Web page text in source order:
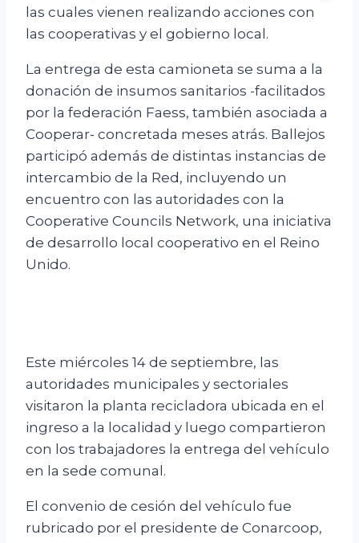
las cuales vienen realizando acciones con
las cooperativas y el gobierno local.
La entrega de esta camioneta se suma a la
donación de insumos sanitarios -facilitados
por la federación Faess, también asociada a
Cooperar- concretada meses atrás. Ballejos
participó además de distintas instancias de
intercambio de la Red, incluyendo un
encuentro con las autoridades con la
Cooperative Councils Network, una iniciativa
de desarrollo local cooperativo en el Reino
Unido.
Este miércoles 14 de septiembre, las
autoridades municipales y sectoriales
visitaron la planta recicladora ubicada en el
ingreso a la localidad y luego compartieron
con los trabajadores la entrega del vehículo
en la sede comunal.
El convenio de cesión del vehículo fue
rubricado por el presidente de Conarcoop,